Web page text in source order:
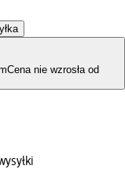
Cena nie wzrosła od